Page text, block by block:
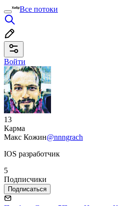
Все потоки
Войти
13
Карма
Макс Кожин@nnngrach
IOS разработчик
5
Подписчики
Подписаться